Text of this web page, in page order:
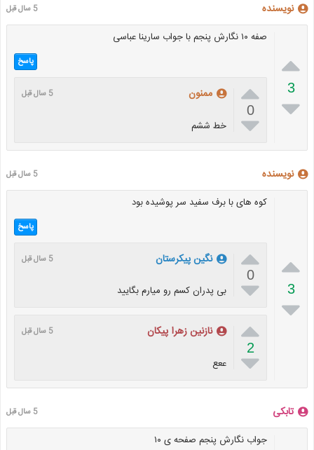
نویسنده 5 سال قبل

3

صفه ۱۰ نگارش پنجم با جواب سارینا عباسی
پاسخ

0

ممنون 5 سال قبل
خط ششم
نویسنده 5 سال قبل

3

کوه های با برف سفید سر پوشیده بود
پاسخ

0

نگین پیکرستان 5 سال قبل
بی پدران کسم رو میارم بگایید

2

نازنین زهرا پیکان 5 سال قبل
ععع
تابکی 5 سال قبل
جواب نگارش پنجم صفحه ی ۱۰